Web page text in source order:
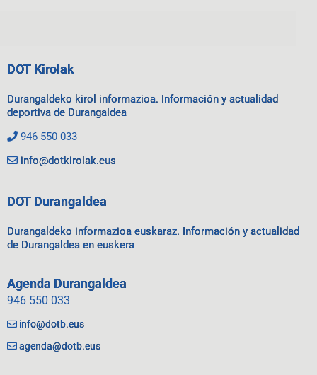
DOT Kirolak
Durangaldeko kirol informazioa. Información y actualidad
deportiva de Durangaldea
946 550 033
info@dotkirolak.eus
DOT Durangaldea
Durangaldeko informazioa euskaraz. Información y actualidad
de Durangaldea en euskera
Agenda Durangaldea
946 550 033
info@dotb.eus
agenda@dotb.eus